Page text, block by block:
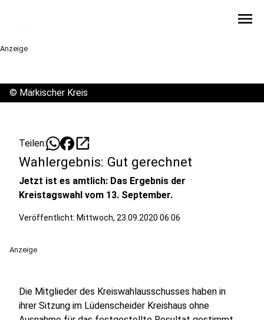
menu
Anzeige
© Märkischer Kreis
Teilen: open_in_new
Wahlergebnis: Gut gerechnet
Jetzt ist es amtlich: Das Ergebnis der
Kreistagswahl vom 13. September.
Veröffentlicht: Mittwoch, 23.09.2020 06:06
Anzeige
Die Mitglieder des Kreiswahlausschusses haben in
ihrer Sitzung im Lüdenscheider Kreishaus ohne